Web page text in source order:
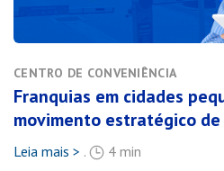
CENTRO DE CONVENIÊNCIA
Franquias em cidades
movimento estratégico
Leia mais > . 4 min